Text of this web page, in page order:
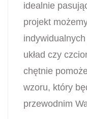
idealnie
projekt
układ czy
chętnie
wzoru, który
przewodnim